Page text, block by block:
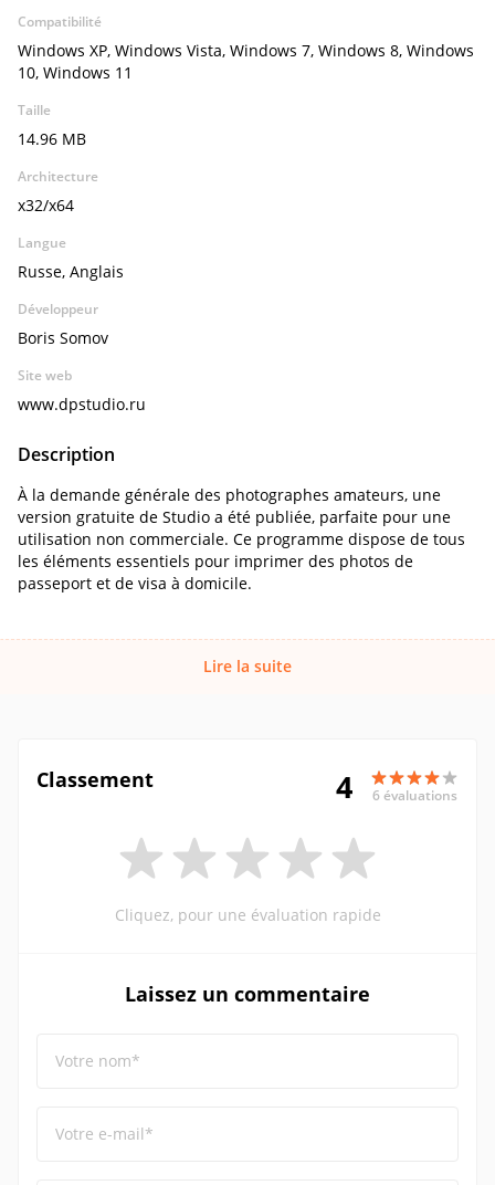
Compatibilité
Windows XP, Windows Vista, Windows 7, Windows 8, Windows
10, Windows 11
Taille
14.96 MB
Architecture
x32/x64
Langue
Russe, Anglais
Développeur
Boris Somov
Site web
www.dpstudio.ru
Description
À la demande générale des photographes amateurs, une
version gratuite de Studio a été publiée, parfaite pour une
utilisation non commerciale. Ce programme dispose de tous
les éléments essentiels pour imprimer des photos de
passeport et de visa à domicile.
Lire la suite
Classement 4 6 évaluations
Cliquez, pour une évaluation rapide
Laissez un commentaire
Votre nom*
Votre e-mail*